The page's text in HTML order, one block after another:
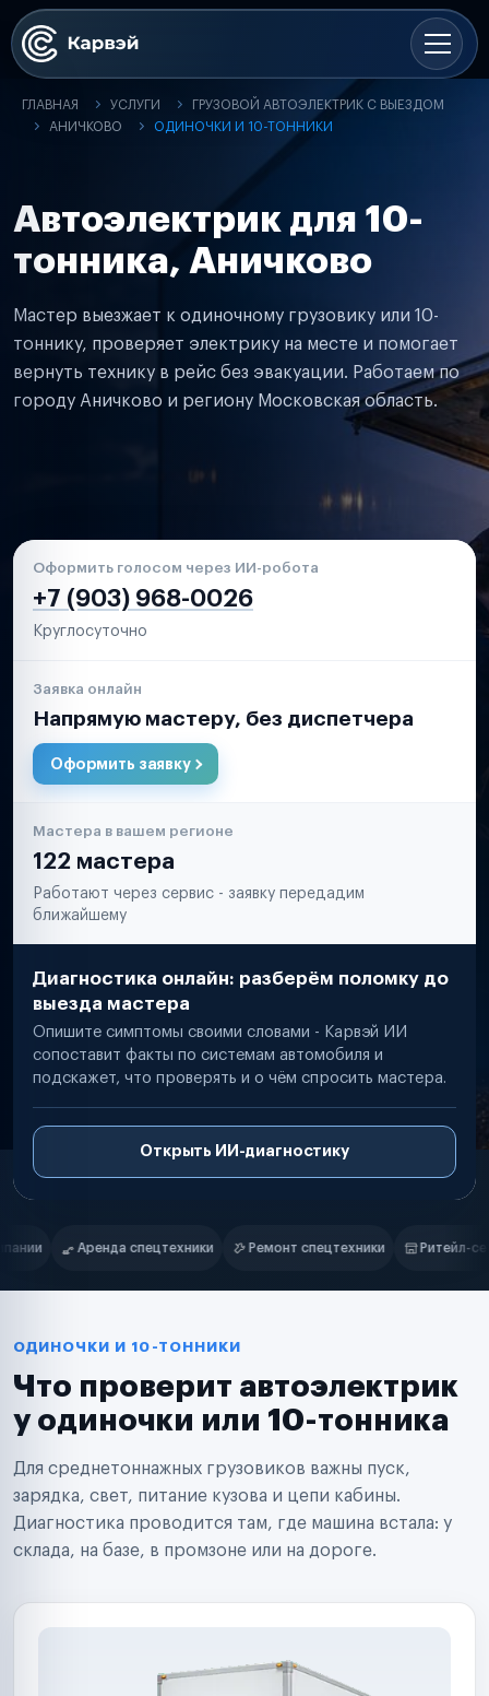
ГЛАВНАЯ УСЛУГИ
ГРУЗОВОЙ АВТОЭЛЕКТРИК С ВЫЕЗДОМ
АНИЧКОВО
ОДИНОЧКИ И 10-ТОННИКИ
Автоэлектрик для 10-
тонника, Аничково
Мастер выезжает к одиночному грузовику или 10-
тоннику, проверяет электрику на месте и помогает
вернуть технику в рейс без эвакуации. Работаем по
городу Аничково и региону Московская область.
Оформить голосом через ИИ-робота
+7 (903) 968-0026
Круглосуточно
Заявка онлайн
Напрямую мастеру, без диспетчера
Оформить заявку
Мастера в вашем регионе
122 мастера
Работают через сервис - заявку передадим
ближайшему
Диагностика онлайн: разберём поломку до
выезда мастера
Опишите симптомы своими словами - Карвэй ИИ
сопоставит факты по системам автомобиля и
подскажет, что проверять и о чём спросить мастера.
Открыть ИИ-диагностику
Нам доверяют
Ремонт спецтехники Ритейл-сети Управляющие компании
Маркетплейсы
Таксопарки
Автодилеры
Поставщики запчастей
Аренда спецтехники
Ремонт спецтехники
Ритейл-сети
Управляющие компании
Страховые компании
ОДИНОЧКИ И 10-ТОННИКИ
Что проверит автоэлектрик
у одиночки или 10-тонника
Для среднетоннажных грузовиков важны пуск,
зарядка, свет, питание кузова и цепи кабины.
Диагностика проводится там, где машина встала: у
склада, на базе, в промзоне или на дороге.